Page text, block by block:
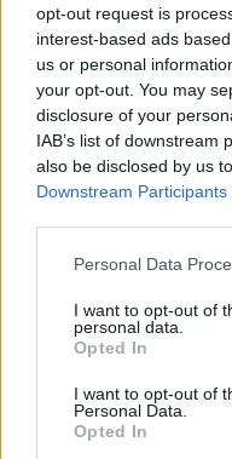
opt-out request is
interest-based ads
us or personal
your opt-out. You may
disclosure of your
IAB’s list of downstream
also be disclosed by us
Downstream Participants
Personal Data
I want to opt-out of
personal data.
Opted In
I want to opt-out of
Personal Data.
Opted In
Tra i tanti beni di consumo
dalla spesa destinata ai
mentre la spesa
L’infografica mostra,
online, un mercato che
incremento a doppia cifra
stimato pari al 17%
da 9 a 16 milioni.
*Netcomm eCommerce
CS signorsconto.it